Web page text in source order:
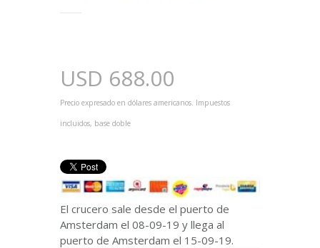
USD 688.00
Precio expresado en dólares americanos. Impuestos
incluidos, base doble
El crucero sale desde el puerto de
Amsterdam el 08-09-19 y llega al
puerto de Amsterdam el 15-09-19.